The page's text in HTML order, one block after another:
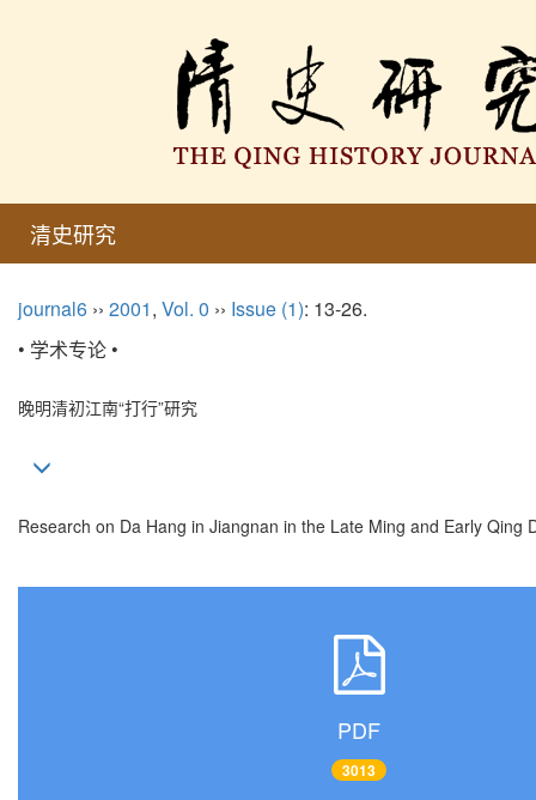
清史研究
journal6 ›› 2001, Vol. 0 ›› Issue (1): 13-26.
• 学术专论 •
晚明清初江南“打行”研究
Research on Da Hang in Jiangnan in the Late Ming and Early Qing
PDF
3013